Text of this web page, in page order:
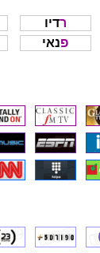
רדיו
פנאי